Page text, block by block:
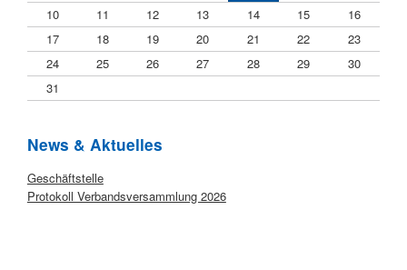
10
11 12 13 14 15
16
17
18 19 20 21 22
23
24
25 26 27 28 29
30
31
Startseite
News & Aktuelles
Geschäftstelle
Protokoll Verbandsversammlung 2026